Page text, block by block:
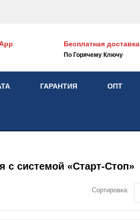
Бесплатная доставка
По Горячему Ключу
ГАРАНТИЯ ОПТ
с системой «Старт-Стоп»
Сортировка: